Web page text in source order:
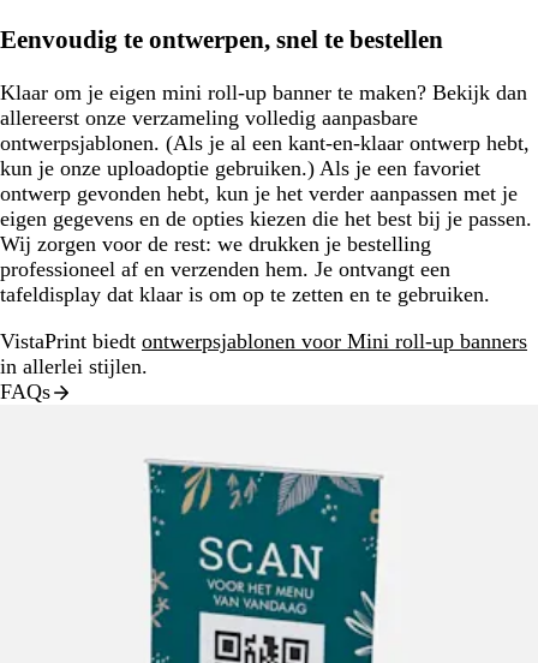
Eenvoudig te ontwerpen, snel te bestellen
Klaar om je eigen mini roll-up banner te maken? Bekijk dan
allereerst onze verzameling volledig aanpasbare
ontwerpsjablonen. (Als je al een kant-en-klaar ontwerp hebt,
kun je onze uploadoptie gebruiken.) Als je een favoriet
ontwerp gevonden hebt, kun je het verder aanpassen met je
eigen gegevens en de opties kiezen die het best bij je passen.
Wij zorgen voor de rest: we drukken je bestelling
professioneel af en verzenden hem. Je ontvangt een
tafeldisplay dat klaar is om op te zetten en te gebruiken.
VistaPrint biedt ontwerpsjablonen voor Mini roll-up banners
in allerlei stijlen.
FAQs